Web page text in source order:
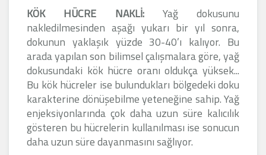
KÖK HÜCRE NAKLİ: Yağ dokusunu
nakledilmesinden aşağı yukarı bir yıl sonra,
dokunun yaklaşık yüzde 30-40’ı kalıyor. Bu
arada yapılan son bilimsel çalışmalara göre, yağ
dokusundaki kök hücre oranı oldukça yüksek...
Bu kök hücreler ise bulundukları bölgedeki doku
karakterine dönüşebilme yeteneğine sahip. Yağ
enjeksiyonlarında çok daha uzun süre kalıcılık
gösteren bu hücrelerin kullanılması ise sonucun
daha uzun süre dayanmasını sağlıyor.